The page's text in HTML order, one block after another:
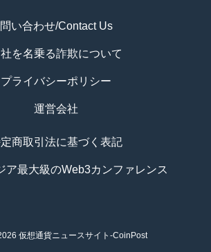
問い合わせ/Contact Us
を名乗る詐欺について
プライバシーポリシー
運営会社
商取引法に基づく表記
ア最大級のWeb3カンファレンス
仮想通貨ニュースサイト-CoinPost